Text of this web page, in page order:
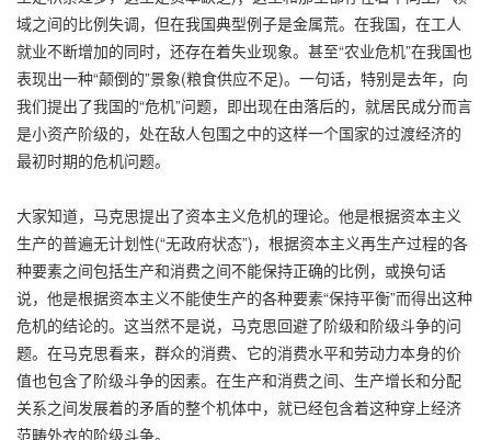
域之间的比例失调，但在我国典型例子是金属荒。在我国，在工人
就业不断增加的同时，还存在着失业现象。甚至“农业危机”在我国也
表现出一种“颠倒的”景象(粮食供应不足)。一句话，特别是去年，向
我们提出了我国的“危机”问题，即出现在由落后的，就居民成分而言
是小资产阶级的，处在敌人包围之中的这样一个国家的过渡经济的
最初时期的危机问题。
大家知道，马克思提出了资本主义危机的理论。他是根据资本主义
生产的普遍无计划性(“无政府状态”)，根据资本主义再生产过程的各
种要素之间包括生产和消费之间不能保持正确的比例，或换句话
说，他是根据资本主义不能使生产的各种要素“保持平衡”而得出这种
危机的结论的。这当然不是说，马克思回避了阶级和阶级斗争的问
题。在马克思看来，群众的消费、它的消费水平和劳动力本身的价
值也包含了阶级斗争的因素。在生产和消费之间、生产增长和分配
关系之间发展着的矛盾的整个机体中，就已经包含着这种穿上经济
范畴外衣的阶级斗争。